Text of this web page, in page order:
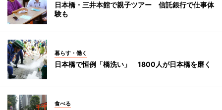
日本橋・三井本館で親子ツアー 信託銀行で仕事体
験も
暮らす・働く
日本橋で恒例「橋洗い」 1800人が日本橋を磨く
食べる